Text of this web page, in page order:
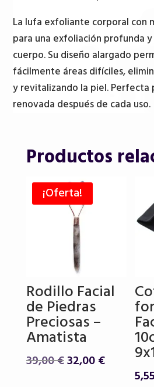
Largo
cantidad
La lufa exfoliante corporal con
para una exfoliación profunda
cuerpo. Su diseño alargado
fácilmente áreas difíciles,
y revitalizando la piel. Perfecta
renovada después de cada uso.
Productos
¡Oferta!
Rodillo Facial
de Piedras
Preciosas –
Amatista
39,00€El
32,00€El
precio5,55